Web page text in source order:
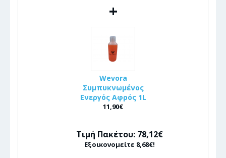
+
Wevora
Συμπυκνωμένος
Ενεργός Αφρός 1L
11,90€
Τιμή Πακέτου: 78,12€
Εξοικονομείτε 8,68€!